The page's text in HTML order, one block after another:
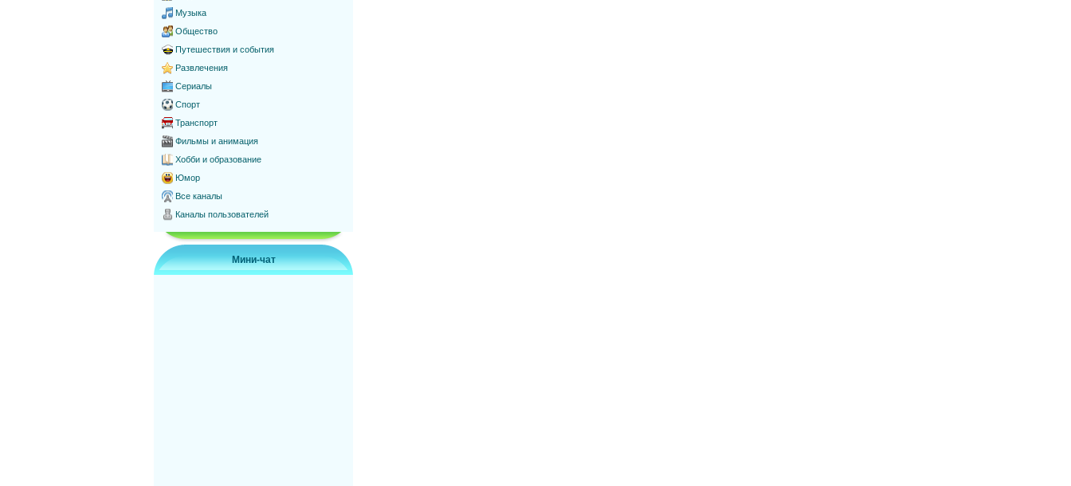
Музыка
Общество
Путешествия и события
Развлечения
Сериалы
Спорт
Транспорт
Фильмы и анимация
Хобби и образование
Юмор
Все каналы
Каналы пользователей
Мини-чат